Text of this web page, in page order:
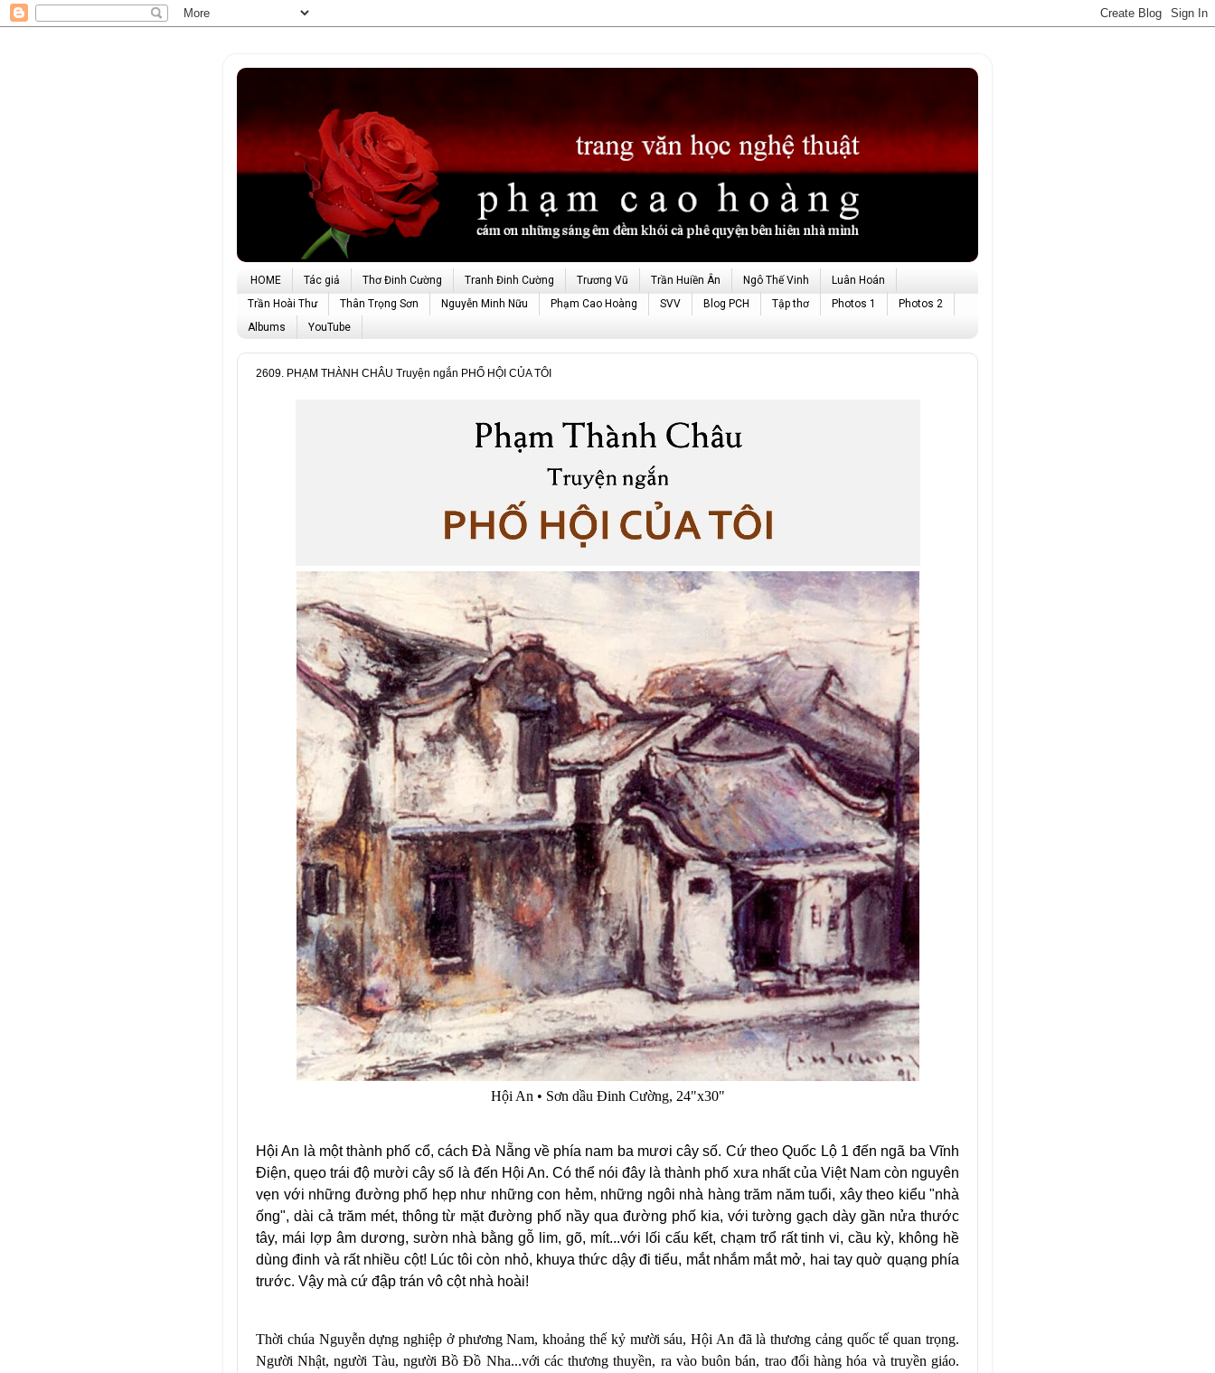
HOME Tác giả Thơ Đinh Cường Tranh Đinh Cường Trương Vũ Trần Huiền Ân Ngô Thế Vinh
Luân Hoán
Trần Hoài Thư
Thân Trọng Sơn Nguyễn Minh Nữu Phạm Cao Hoàng SVV Blog PCH Tập thơ Photos 1
Photos 2
Albums
YouTube
2609. PHẠM THÀNH CHÂU Truyện ngắn PHỐ HỘI CỦA TÔI
Hội An • Sơn dầu Đinh Cường, 24"x30"
Hội An là một thành phố cổ, cách Ðà Nẵng về phía nam ba mươi cây số. Cứ theo Quốc Lộ 1 đến ngã ba Vĩnh
Ðiện, quẹo trái độ mười cây số là đến Hội An. Có thể nói đây là thành phố xưa nhất của Việt Nam còn nguyên
vẹn với những đường phố hẹp như những con hẻm, những ngôi nhà hàng trăm năm tuổi, xây theo kiểu "nhà
ống", dài cả trăm mét, thông từ mặt đường phố nầy qua đường phố kia, với tường gạch dày gần nửa thước
tây, mái lợp âm dương, sườn nhà bằng gỗ lim, gõ, mít...với lối cấu kết, chạm trổ rất tinh vi, cầu kỳ, không hề
dùng đinh và rất nhiều cột! Lúc tôi còn nhỏ, khuya thức dậy đi tiểu, mắt nhắm mắt mở, hai tay quờ quạng phía
trước. Vậy mà cứ đập trán vô cột nhà hoài!
Thời chúa Nguyễn dựng nghiệp ở phương Nam, khoảng thế kỷ mười sáu, Hội An đã là thương cảng quốc tế quan trọng.
Người Nhật, người Tàu, người Bồ Ðồ Nha...với các thương thuyền, ra vào buôn bán, trao đổi hàng hóa và truyền giáo.